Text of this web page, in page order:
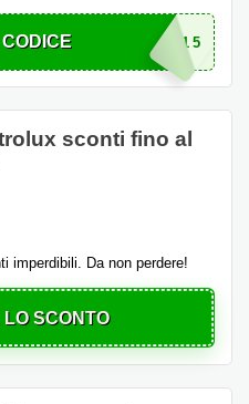
ANNIVERSARY-15
sconti fino al
imperdibili. Da non perdere!
SCONTO